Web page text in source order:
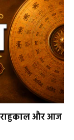
राहुकाल और आज